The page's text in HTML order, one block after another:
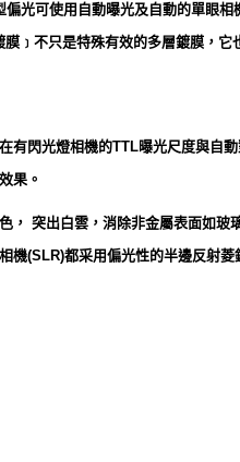
光可使用自動曝光及自動的單眼
膜﹞不只是特殊有效的多層鍍膜，
有閃光燈相機的TTL曝光尺度與自
果。
， 突出白雲，消除非金屬表面如
機(SLR)都采用偏光性的半邊反射